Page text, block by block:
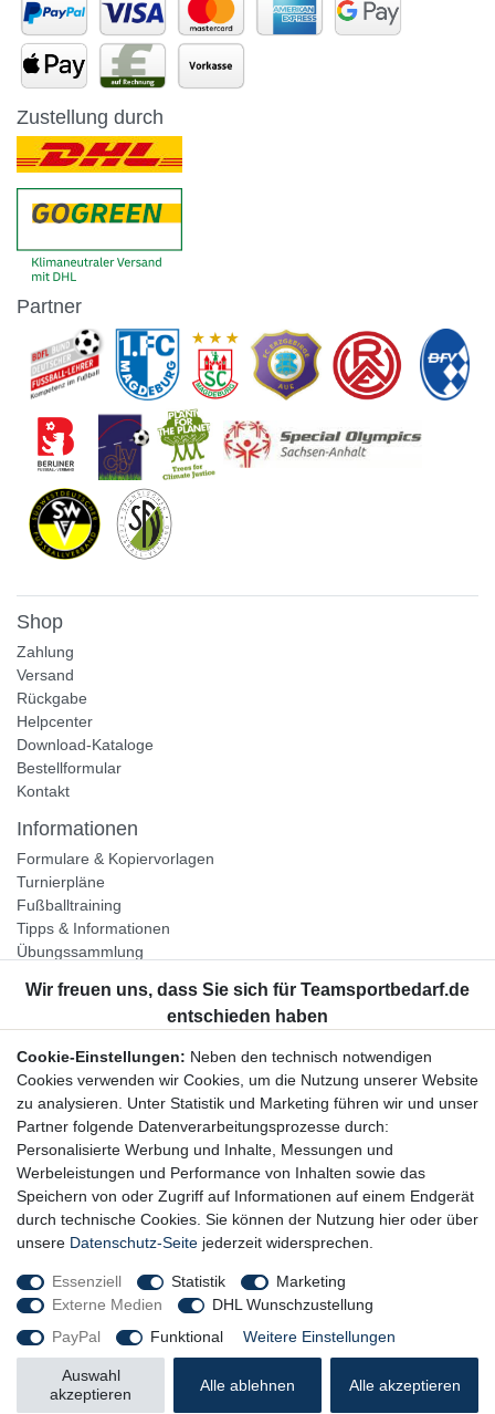
Zustellung durch
Partner
Shop
Zahlung
Versand
Rückgabe
Helpcenter
Download-Kataloge
Bestellformular
Kontakt
Informationen
Formulare & Kopiervorlagen
Turnierpläne
Fußballtraining
Tipps & Informationen
Übungssammlung
Unternehmen
Widerrufsrecht
Bestellung widerrufen
Datenschutzerklärung
AGB
Impressum
Newsletter
Newsletter-Anmeldung
© Copyright 2026 Trainingsunterlagen24 GmbH. Alle Rechte vorbehalten.
Cookie-Einstellungen: Neben den technisch notwendigen
Cookies verwenden wir Cookies, um die Nutzung unserer Website
zu analysieren. Unter Statistik und Marketing führen wir und unser
Partner folgende Datenverarbeitungsprozesse durch:
Personalisierte Werbung und Inhalte, Messungen und
Werbeleistungen und Performance von Inhalten sowie das
Speichern von oder Zugriff auf Informationen auf einem Endgerät
durch technische Cookies. Sie können der Nutzung hier oder über
unsere Datenschutz-Seite jederzeit widersprechen.
Essenziell Statistik
Marketing
Externe Medien
DHL Wunschzustellung
PayPal
Funktional Weitere Einstellungen
Alle akzeptieren
Alle ablehnen
Auswahl
akzeptieren